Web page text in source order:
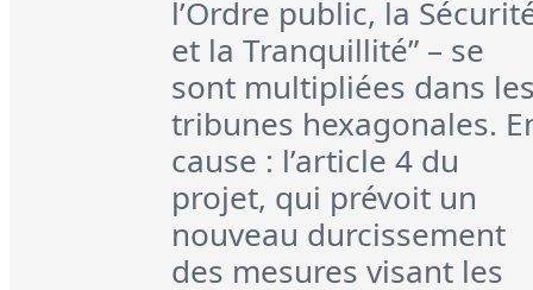
l’Ordre public, la
et la Tranquillité” – se
sont multipliées dans
tribunes hexagonales.
cause : l’article 4 du
projet, qui prévoit un
nouveau durcissement
des mesures visant les